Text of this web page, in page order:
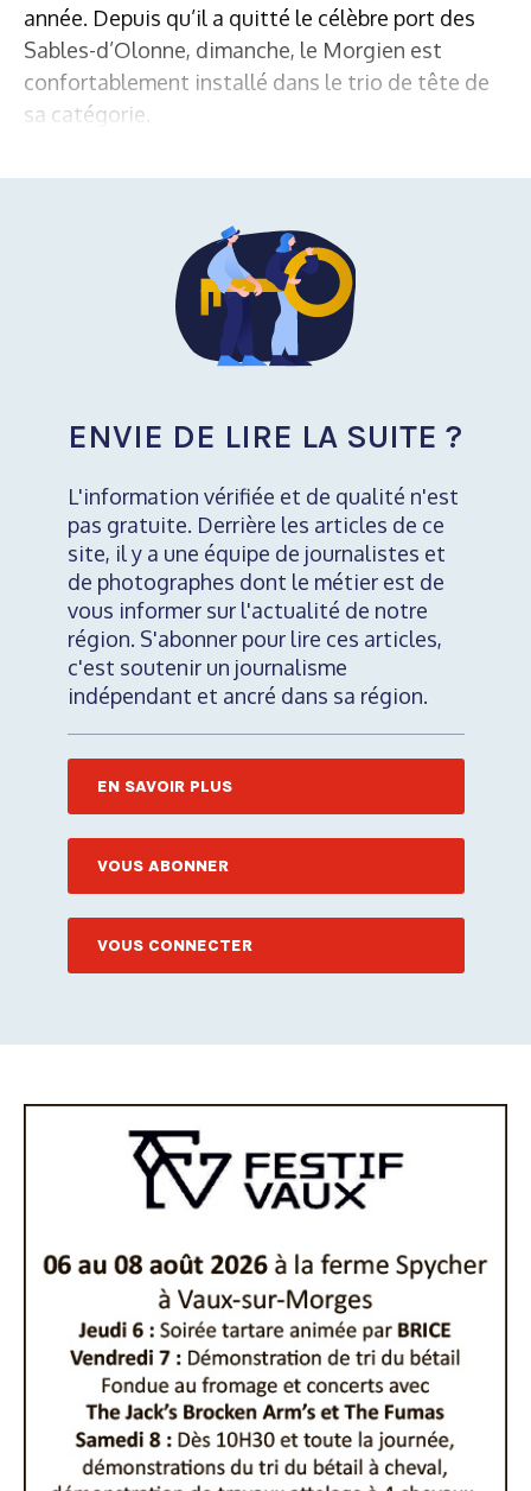
année. Depuis qu’il a quitté le célèbre port des
Sables-d’Olonne, dimanche, le Morgien est
confortablement installé dans le trio de tête de
sa catégorie.
ENVIE DE LIRE LA SUITE ?
L'information vérifiée et de qualité n'est
pas gratuite. Derrière les articles de ce
site, il y a une équipe de journalistes et
de photographes dont le métier est de
vous informer sur l'actualité de notre
région. S'abonner pour lire ces articles,
c'est soutenir un journalisme
indépendant et ancré dans sa région.
EN SAVOIR PLUS
VOUS ABONNER
VOUS CONNECTER